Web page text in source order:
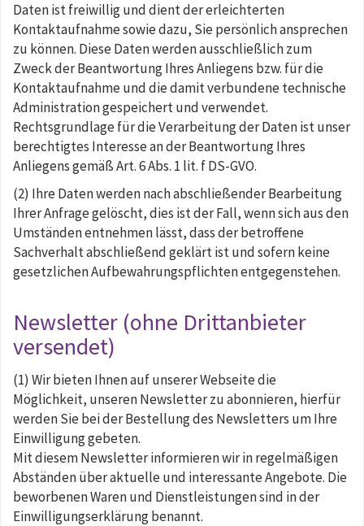
Daten ist freiwillig und dient der erleichterten
Kontaktaufnahme sowie dazu, Sie persönlich ansprechen
zu können. Diese Daten werden ausschließlich zum
Zweck der Beantwortung Ihres Anliegens bzw. für die
Kontaktaufnahme und die damit verbundene technische
Administration gespeichert und verwendet.
Rechtsgrundlage für die Verarbeitung der Daten ist unser
berechtigtes Interesse an der Beantwortung Ihres
Anliegens gemäß Art. 6 Abs. 1 lit. f DS-GVO.
(2) Ihre Daten werden nach abschließender Bearbeitung
Ihrer Anfrage gelöscht, dies ist der Fall, wenn sich aus den
Umständen entnehmen lässt, dass der betroffene
Sachverhalt abschließend geklärt ist und sofern keine
gesetzlichen Aufbewahrungspflichten entgegenstehen.
Newsletter (ohne Drittanbieter
versendet)
(1) Wir bieten Ihnen auf unserer Webseite die
Möglichkeit, unseren Newsletter zu abonnieren, hierfür
werden Sie bei der Bestellung des Newsletters um Ihre
Einwilligung gebeten.
Mit diesem Newsletter informieren wir in regelmäßigen
Abständen über aktuelle und interessante Angebote. Die
beworbenen Waren und Dienstleistungen sind in der
Einwilligungserklärung benannt.